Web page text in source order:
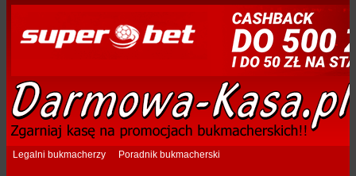
Legalni bukmacherzy Poradnik bukmacherski